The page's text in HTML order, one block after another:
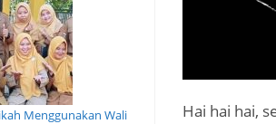
Hai hai hai,
Menggunakan Wali